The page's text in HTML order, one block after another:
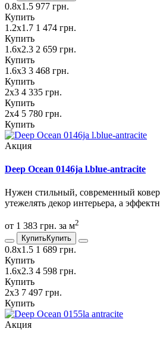
0.8х1.5 977 грн.
Купить
1.2х1.7 1 474 грн.
Купить
1.6х2.3 2 659 грн.
Купить
1.6х3 3 468 грн.
Купить
2х3 4 335 грн.
Купить
2х4 5 780 грн.
Купить
Акция
Deep Ocean 0146ja l.blue-antracite
Нужен стильный, современный
утежелять декор интерьера, а
от 1 383 грн. за м2
КупитьКупить
0.8х1.5 1 689 грн.
Купить
1.6х2.3 4 598 грн.
Купить
2х3 7 497 грн.
Купить
Акция